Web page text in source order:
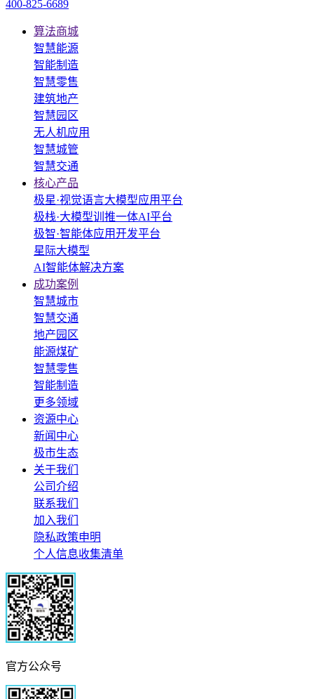
400-825-6689
算法商城
智慧能源
智能制造
智慧零售
建筑地产
智慧园区
无人机应用
智慧城管
智慧交通
核心产品
极星·视觉语言大模型应用平台
极栈·大模型训推一体AI平台
极智·智能体应用开发平台
星际大模型
AI智能体解决方案
成功案例
智慧城市
智慧交通
地产园区
能源煤矿
智慧零售
智能制造
更多领域
资源中心
新闻中心
极市生态
关于我们
公司介绍
联系我们
加入我们
隐私政策申明
个人信息收集清单
官方公众号